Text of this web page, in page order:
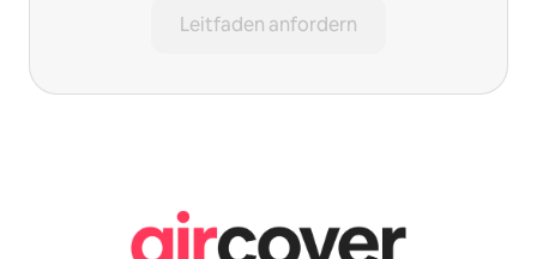
Leitfaden anfordern